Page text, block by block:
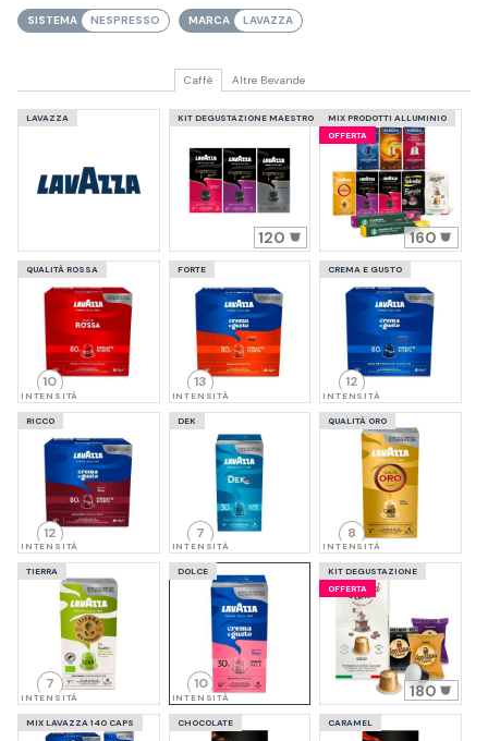
SISTEMA NESPRESSO MARCA LAVAZZA
Caffè Altre Bevande
LAVAZZA KIT DEGUSTAZIONE MAESTRO
120
MIX PRODOTTI ALLUMINIO
OFFERTA
160
QUALITÀ ROSSA
10
INTENSITÀ
FORTE
13
INTENSITÀ
CREMA E GUSTO
12
INTENSITÀ
RICCO
12
INTENSITÀ
DEK
7
INTENSITÀ
QUALITÀ ORO
8
INTENSITÀ
TIERRA
7
INTENSITÀ
DOLCE
10
INTENSITÀ
KIT DEGUSTAZIONE
OFFERTA
180
MIX LAVAZZA 140 CAPS CHOCOLATE CARAMEL